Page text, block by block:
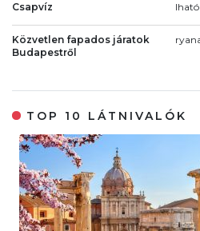
Csapvíz Iható
Közvetlen fapados járatok
Budapestről
TOP 10 LÁTNIVALÓK